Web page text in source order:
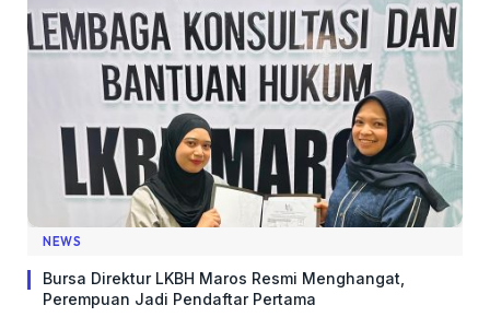
NEWS
Bursa Direktur LKBH Maros Resmi Menghangat,
Perempuan Jadi Pendaftar Pertama